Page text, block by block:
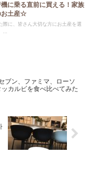
機に乗る直前に買える！家族
お土産☆
際に、皆さん大切な方にお土産を選
ブン、ファミマ、ローソ
カルビを食べ比べてみた